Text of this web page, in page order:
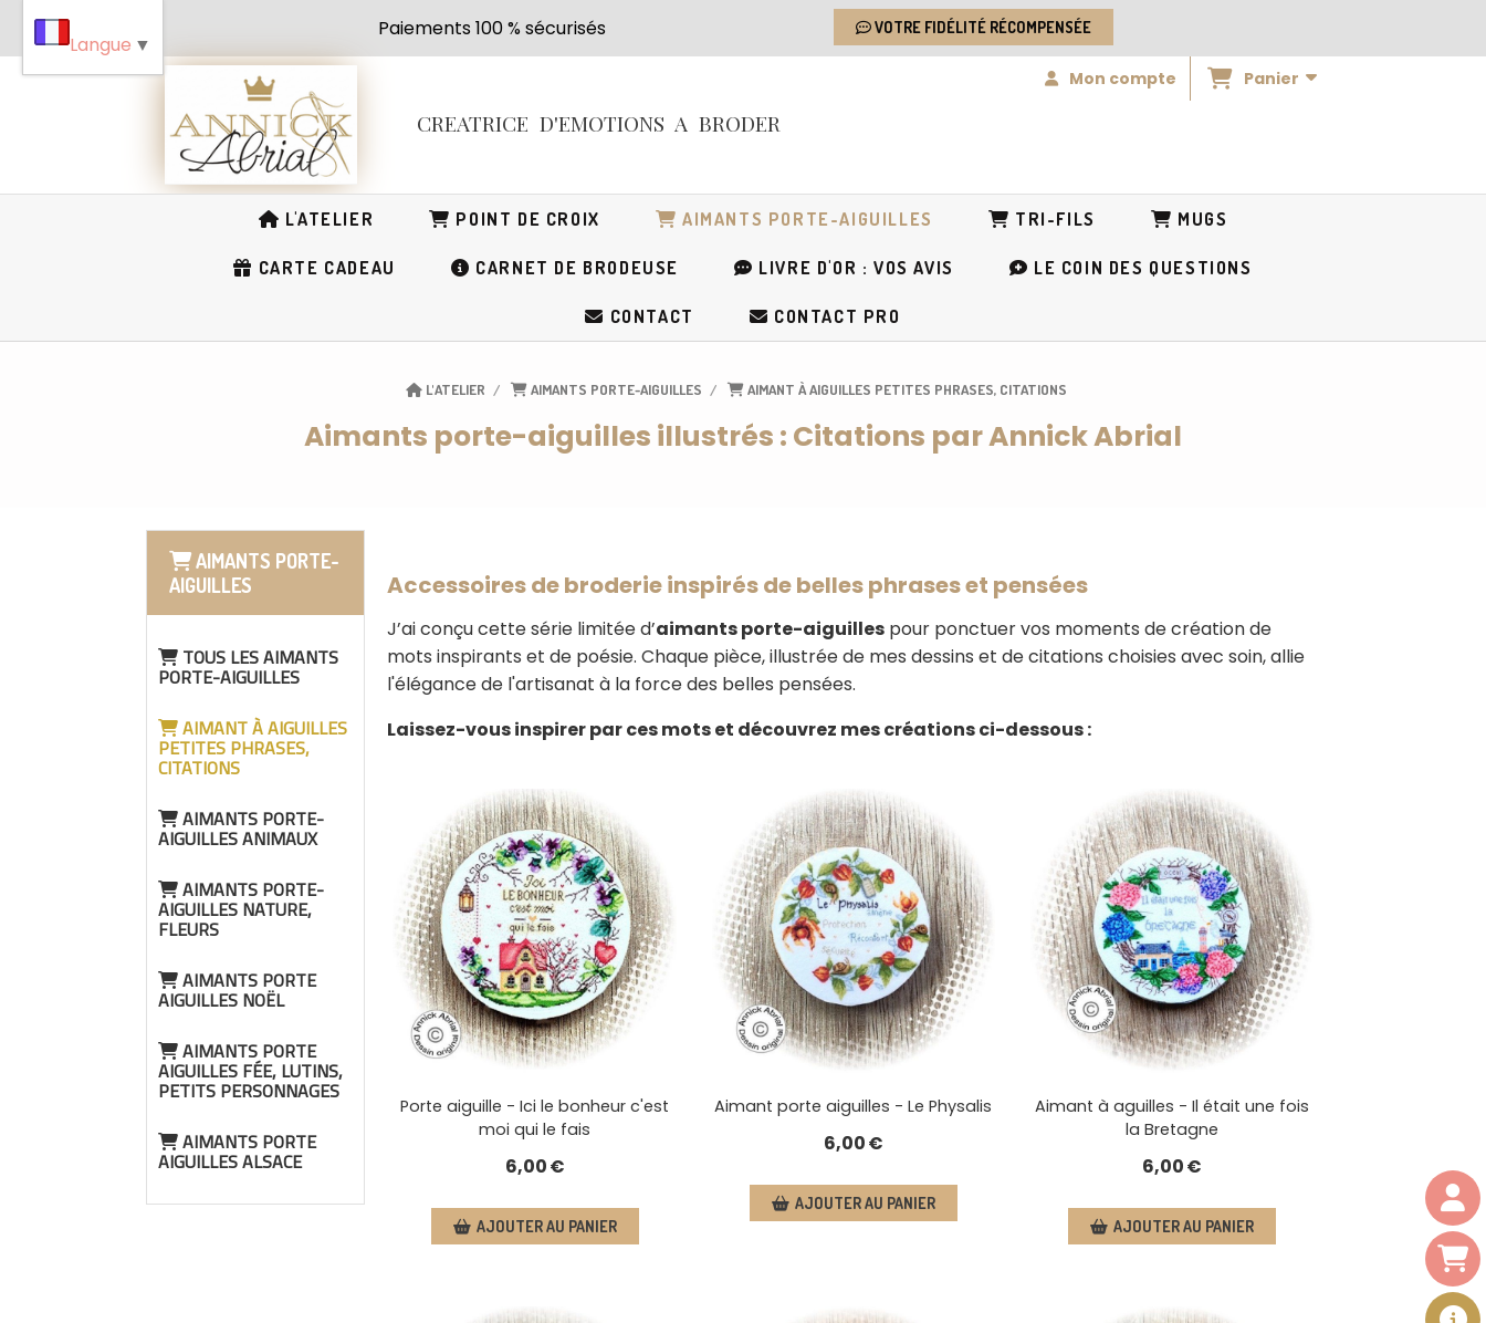
Paiements 100 % sécurisés VOTRE FIDÉLITÉ RÉCOMPENSÉE
CREATRICE D'EMOTIONS A BRODER
Mon compte Panier
L'ATELIER POINT DE CROIX AIMANTS PORTE-AIGUILLES TRI-FILS MUGS
CARTE CADEAU CARNET DE BRODEUSE LIVRE D'OR : VOS AVIS LE COIN DES QUESTIONS
CONTACT CONTACT PRO
AIMANTS PORTE-
AIGUILLES
TOUS LES AIMANTS
PORTE-AIGUILLES
AIMANT À AIGUILLES
PETITES PHRASES,
CITATIONS
AIMANTS PORTE-
AIGUILLES ANIMAUX
AIMANTS PORTE-
AIGUILLES NATURE,
FLEURS
AIMANTS PORTE
AIGUILLES NOËL
AIMANTS PORTE
AIGUILLES FÉE, LUTINS,
PETITS PERSONNAGES
AIMANTS PORTE
AIGUILLES ALSACE
L'ATELIER AIMANTS PORTE-AIGUILLES AIMANT À AIGUILLES PETITES PHRASES, CITATIONS
Aimants porte-aiguilles illustrés : Citations par Annick Abrial
Accessoires de broderie inspirés de belles phrases et pensées
J’ai conçu cette série limitée d’aimants porte-aiguilles pour ponctuer vos moments de création de
mots inspirants et de poésie. Chaque pièce, illustrée de mes dessins et de citations choisies avec soin, allie
l'élégance de l'artisanat à la force des belles pensées.
Laissez-vous inspirer par ces mots et découvrez mes créations ci-dessous :
Porte aiguille - Ici le bonheur c'est
moi qui le fais
6,00€
AJOUTER AU PANIER
Aimant porte aiguilles - Le Physalis
6,00€
AJOUTER AU PANIER
Aimant à aguilles - Il était une fois
la Bretagne
6,00€
AJOUTER AU PANIER
Langue ▼